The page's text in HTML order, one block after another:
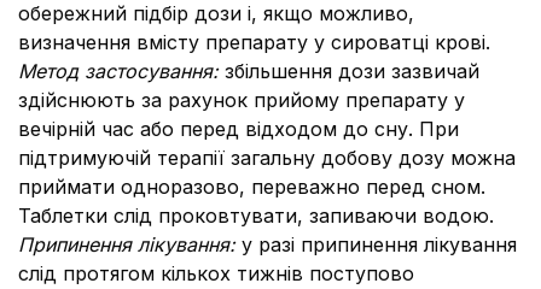
обережний підбір дози і, якщо можливо,
визначення вмісту препарату у сироватці крові.
Метод застосування: збільшення дози зазвичай
здійснюють за рахунок прийому препарату у
вечірній час або перед відходом до сну. При
підтримуючій терапії загальну добову дозу можна
приймати одноразово, переважно перед сном.
Таблетки слід проковтувати, запиваючи водою.
Припинення лікування: у разі припинення лікування
слід протягом кількох тижнів поступово